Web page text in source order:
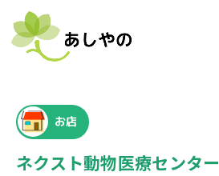
お店
ネクスト動物医療センター